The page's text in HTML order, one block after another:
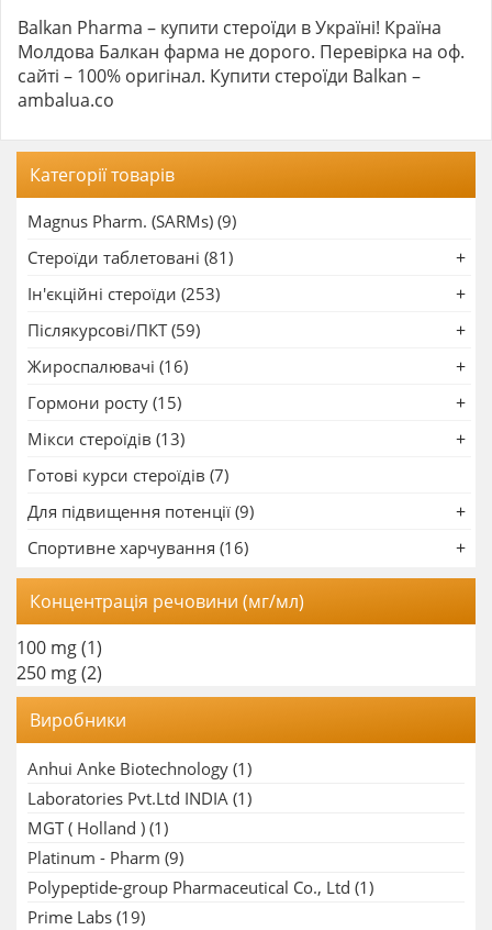
Balkan Pharma – купити стероїди в Україні! Країна
Молдова Балкан фарма не дорого. Перевірка на оф.
сайті – 100% оригінал. Купити стероїди Balkan –
ambalua.co
Категорії товарів
Magnus Pharm. (SARMs) (9)
Стероїди таблетовані (81)
Ін'єкційні стероїди (253)
Післякурсові/ПКТ (59)
Жироспалювачі (16)
Гормони росту (15)
Мікси стероїдів (13)
Готові курси стероїдів (7)
Для підвищення потенції (9)
Спортивне харчування (16)
Концентрація речовини (мг/мл)
100 mg(1)
250 mg(2)
Виробники
Anhui Anke Biotechnology (1)
Laboratories Pvt.Ltd INDIA (1)
MGT ( Holland ) (1)
Platinum - Pharm (9)
Polypeptide-group Pharmaceutical Co., Ltd (1)
Prime Labs (19)